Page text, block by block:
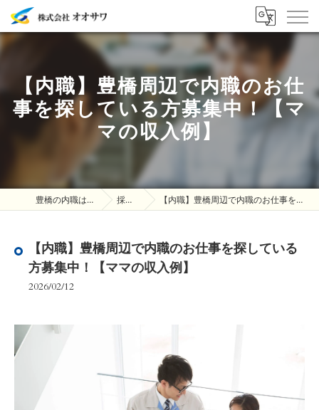
【内職】豊橋周辺で内職のお仕
事を探している方募集中！【マ
マの収入例】
豊橋の内職は株式会社オオサワ 採用ブログ 【内職】豊橋周辺で内職のお仕事を探している方募集中！【ママの収入例】
【内職】豊橋周辺で内職のお仕事を探している
方募集中！【ママの収入例】
2026/02/12